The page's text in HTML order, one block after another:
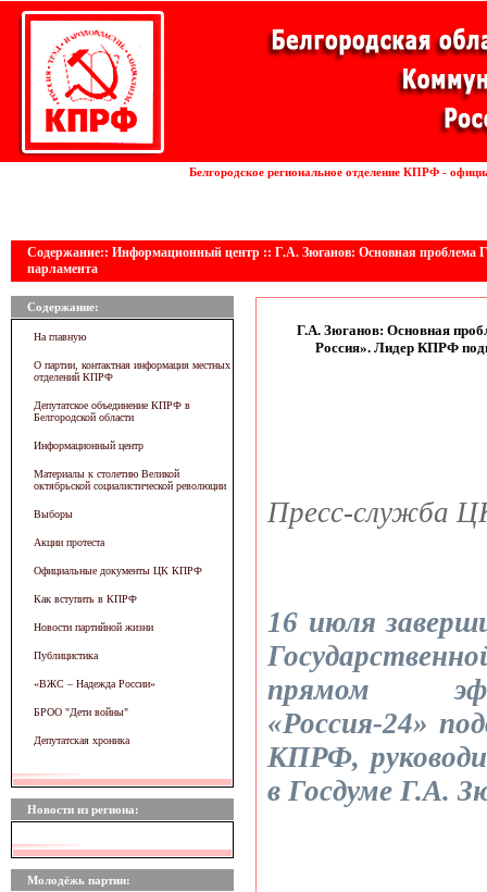
Белгородское региональное отделение КПРФ -
Содержание:: Информационный центр :: Г.А. Зюганов: Основная проблема
парламента
Содержание:
На главную
О партии, контактная информация местных
отделений КПРФ
Депутатское объединение КПРФ в
Белгородской области
Информационный центр
Материалы к столетию Великой
октябрьской социалистической революции
Выборы
Акции протеста
Официальные документы ЦК КПРФ
Как вступить в КПРФ
Новости партийной жизни
Публицистика
«ВЖC – Надежда России»
БРОО "Дети войны"
Депутатская хроника
Новости из региона:
Молодёжь партии:
Г.А. Зюганов: Основная
Россия». Лидер КПРФ
Пресс-служба
16 июля
прямом
«Россия-24»
КПРФ,
в Госдуме Г.А.